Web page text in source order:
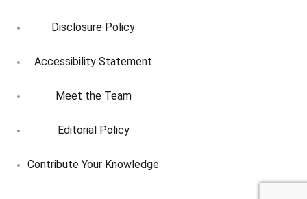
Disclosure Policy
Accessibility Statement
Meet the Team
Editorial Policy
Contribute Your Knowledge